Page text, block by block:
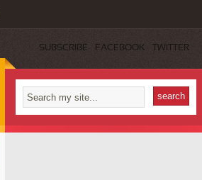
SUBSCRIBE FACEBOOK TWITTER